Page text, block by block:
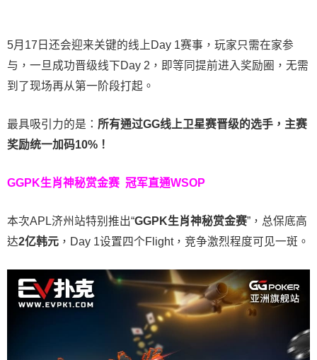
5月17日还会迎来关键的线上Day 1赛事，玩家只需在家参
与，一旦成功晋级线下Day 2，即等同提前进入奖励圈，无需
到了现场再从第一阶段打起。
最具吸引力的是： 所有通过GG线上卫星赛晋级的选手，主赛
奖励统一加码10% ！
GGPK生肖神秘赏金赛 冠军直通WSOP
本次APL济州站特别推出“GGPK生肖神秘赏金赛”，总保底高
达2亿韩元 ，Day 1设置四个Flight，竞争激烈程度可见一斑。